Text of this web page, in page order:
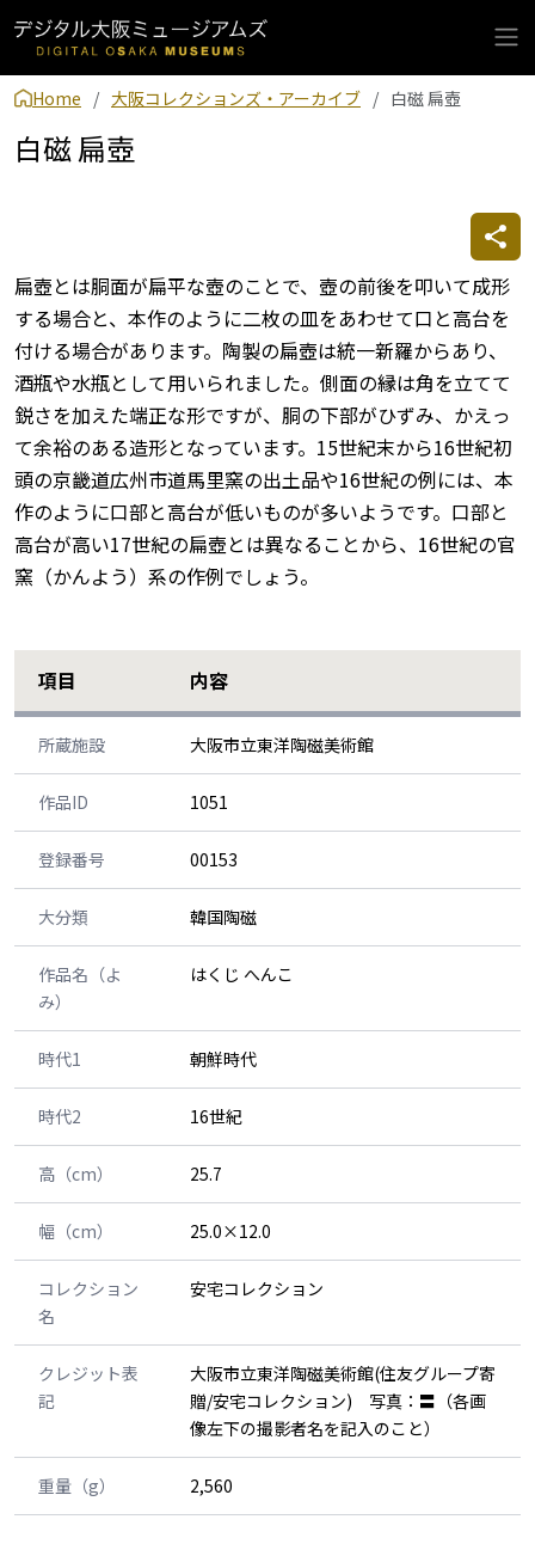
Home 大阪コレクションズ・アーカイブ 白磁 扁壺
白磁 扁壺
扁壺とは胴面が扁平な壺のことで、壺の前後を叩いて成形
する場合と、本作のように二枚の皿をあわせて口と高台を
付ける場合があります。陶製の扁壺は統一新羅からあり、
酒瓶や水瓶として用いられました。側面の縁は角を立てて
鋭さを加えた端正な形ですが、胴の下部がひずみ、かえっ
て余裕のある造形となっています。15世紀末から16世紀初
頭の京畿道広州市道馬里窯の出土品や16世紀の例には、本
作のように口部と高台が低いものが多いようです。口部と
高台が高い17世紀の扁壺とは異なることから、16世紀の官
窯（かんよう）系の作例でしょう。
項目 内容
所蔵施設 大阪市立東洋陶磁美術館
作品ID 1051
登録番号 00153
大分類 韓国陶磁
作品名（よ
み）
はくじ へんこ
時代1 朝鮮時代
時代2 16世紀
高（cm） 25.7
幅（cm） 25.0×12.0
コレクション
名
安宅コレクション
クレジット表
記
大阪市立東洋陶磁美術館(住友グループ寄
贈/安宅コレクション) 写真：〓（各画
像左下の撮影者名を記入のこと）
重量（g） 2,560